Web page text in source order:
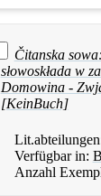
Čitanska
słowoskłada w
Domowina -
[KeinBuch]
Verfügbar in:
Anzahl